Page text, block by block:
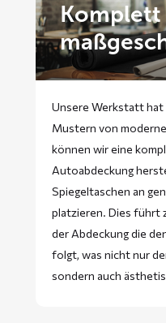
Komplett
Unsere Werkstatt
Mustern von
können wir eine
Autoabdeckung
Spiegeltaschen an
platzieren. Dies führt
der Abdeckung die
folgt, was nicht nur
sondern auch